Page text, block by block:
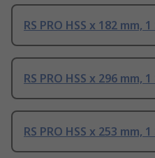
RS PRO HSS x 182 mm,
RS PRO HSS x 296 mm,
RS PRO HSS x 253 mm,